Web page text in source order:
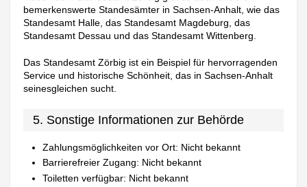
bemerkenswerte Standesämter in Sachsen-Anhalt, wie das
Standesamt Halle, das Standesamt Magdeburg, das
Standesamt Dessau und das Standesamt Wittenberg.
Das Standesamt Zörbig ist ein Beispiel für hervorragenden
Service und historische Schönheit, das in Sachsen-Anhalt
seinesgleichen sucht.
5. Sonstige Informationen zur Behörde
Zahlungsmöglichkeiten vor Ort: Nicht bekannt
Barrierefreier Zugang: Nicht bekannt
Toiletten verfügbar: Nicht bekannt